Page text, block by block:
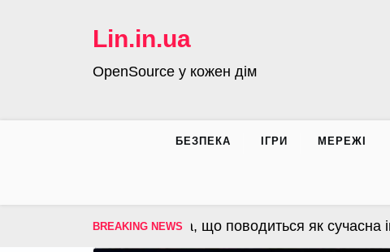
Lin.in.ua
OpenSource у кожен дім
БЕЗПЕКА ІГРИ МЕРЕЖІ
BREAKING NEWS
– операційна система, що поводиться як сучасна